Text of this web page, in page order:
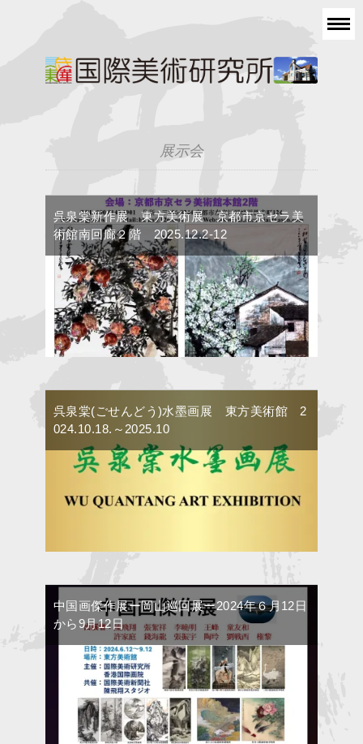
展示会
呉泉棠新作展 東方美術展 京都市京セラ美
術館南回廊２階 2025.12.2-12
呉泉棠(ごせんどう)水墨画展 東方美術館 2
024.10.18.～2025.10
中国画傑作展ー岡山巡回展ー2024年６月12日
から9月12日